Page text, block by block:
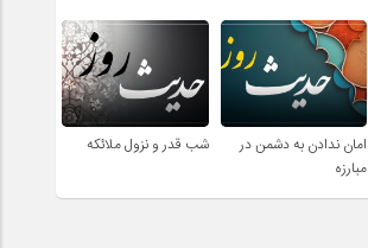
امان ندادن به دشمن در
مبارزه
شب قدر و نزول ملائکه